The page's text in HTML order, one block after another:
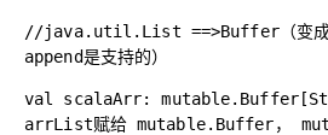
//java.util.List ==>Buffer（变
append是支持的）
val scalaArr:
arrList赋给mutable.Buffer，